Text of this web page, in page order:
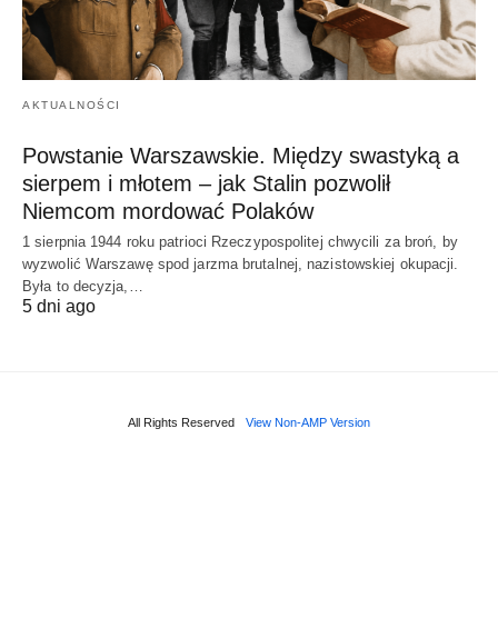
AKTUALNOŚCI
Powstanie Warszawskie. Między swastyką a
sierpem i młotem – jak Stalin pozwolił
Niemcom mordować Polaków
1 sierpnia 1944 roku patrioci Rzeczypospolitej chwycili za broń, by
wyzwolić Warszawę spod jarzma brutalnej, nazistowskiej okupacji.
Była to decyzja,…
5 dni ago
All Rights Reserved View Non-AMP Version